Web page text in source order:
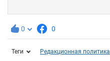
0 0
Теги Редакционная политика